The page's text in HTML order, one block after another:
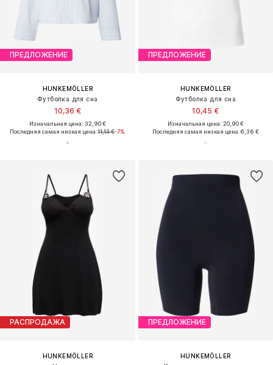
ПРЕДЛОЖЕНИЕ
HUNKEMÖLLER
Футболка для сна
10,36 €
Изначальная цена: 32,90 €
Последняя самая низкая цена:11,13 €-7%
ПРЕДЛОЖЕНИЕ
HUNKEMÖLLER
Футболка для сна
10,45 €
Изначальная цена: 20,90 €
Последняя самая низкая цена:6,36 €
РАСПРОДАЖА
HUNKEMÖLLER
ПРЕДЛОЖЕНИЕ
HUNKEMÖLLER